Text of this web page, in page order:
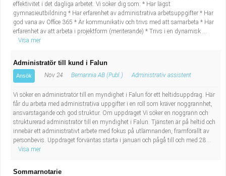
effektivitet i det dagliga arbetet. Vi söker dig som: * Har lägst
gymnasieutbildning * Har erfarenhet av administrativa arbetsuppgifter * Har
god vana av Office 365 * Är kommunikativ och trivs med att samarbeta * Har
erfarenhet av att arbeta i projektform (meriterande) * Trivs i en dynamisk ...
Visa mer
Administratör till kund i Falun
Ansök Nov 24 Bemannia AB (Publ.) Administrativ assistent
Vi söker en administratör till en myndighet i Falun för ett heltidsuppdrag. Här
får du arbeta med administrativa uppgifter i en roll som kräver noggrannhet,
ansvarstagande och god struktur. Om uppdraget Vi söker en noggrann och
strukturerad administratör till en myndighet i Falun. Tjänsten är på heltid och
innebär ett administrativt arbete med fokus på utlämnanden, framförallt av
personbevis. Uppdraget förväntas starta i januari och pågå till och med 28...
Visa mer
Sommarnotarie